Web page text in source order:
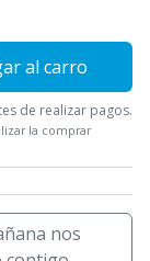
al carro
de realizar pagos.
la comprar
nos